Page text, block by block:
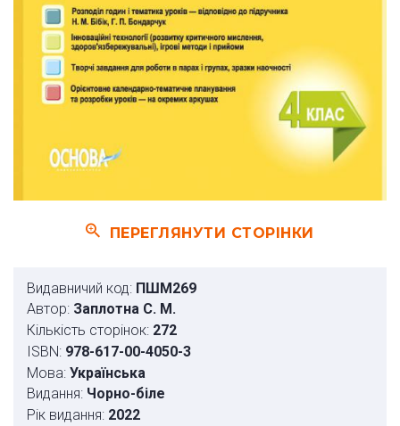
ПЕРЕГЛЯНУТИ СТОРІНКИ
Видавничий код: ПШМ269
Автор: Заплотна С. М.
Кількість сторінок: 272
ISBN: 978-617-00-4050-3
Мова: Українська
Видання: Чорно-біле
Рік видання: 2022